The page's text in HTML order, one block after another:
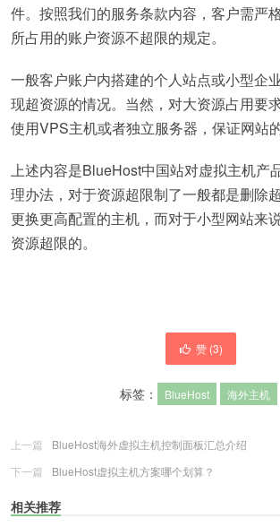
件。按照我们的服务条款内容，客户需严
所占用的账户资源不超限的规定。
一般客户账户内搭建的个人站点或小型企
现超资源的情况。当然，对大资源占用要
使用VPS主机或者独立服务器，保证网站
上述内容是BlueHost中国站对虚拟主机产
理办法，对于资源超限制了一般都是删除
更换更高配置的主机，而对于小型网站来
资源超限的。
赞 (3)
标签： BlueHost 海外主机
上一篇
BlueHost海外虚拟主机控制面板汇总介绍
下一篇
BlueHost虚拟主机方案哪个划算？
相关推荐